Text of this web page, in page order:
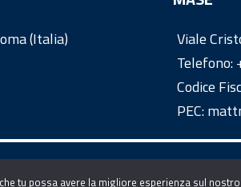
(Italia)
Viale
Telefono:
Codice
PEC:
tu possa avere la migliore esperienza sul